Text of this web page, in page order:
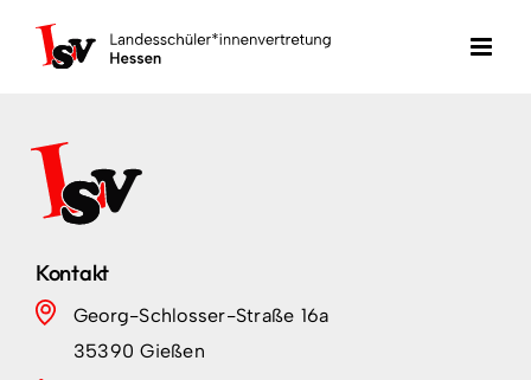
Inhalt
Kontakt
Georg-Schlosser-Straße 16a
35390 Gießen